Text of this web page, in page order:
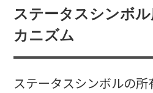
ステータスシンボ
カニズム
ステータスシンボルの